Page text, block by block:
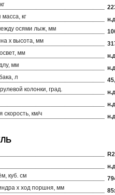
кг
осями лыж, мм
х высота, мм
мм
мм
л
колонки, град.
скорость, км/ч
куб. см
х ход поршня, мм